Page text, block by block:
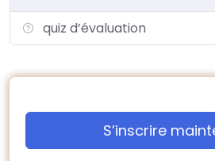
Les règles spécifiques liées à
handicapés
4 – LES OBLIGATIONS
Les registres de sécurité
Les organismes de contrôle
Les visites périodiques
Les rôles et les pouvoirs des
quiz d’évaluation
S’inscrire